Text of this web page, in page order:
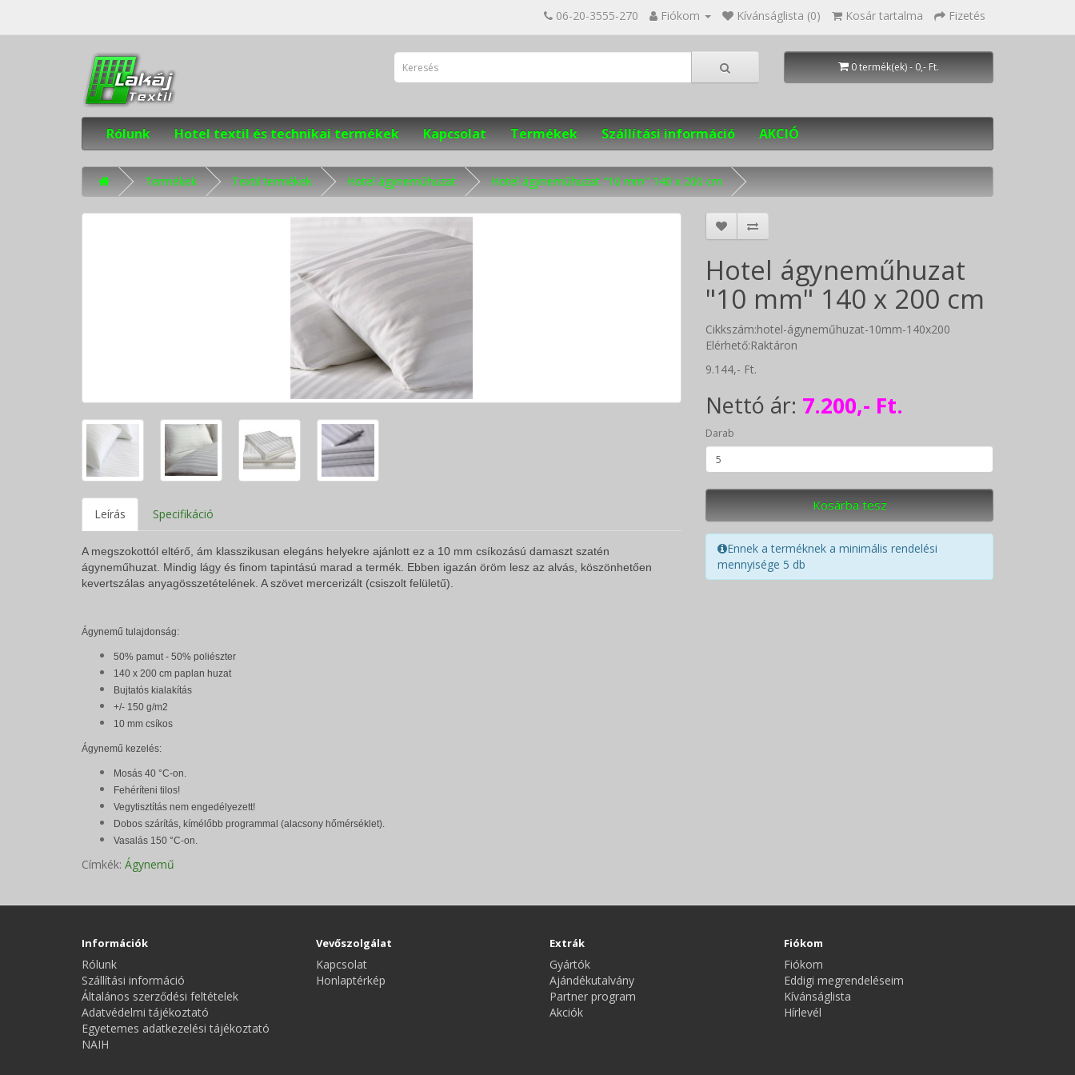
06-20-3555-270 Fiókom Kívánságlista (0) Kosár tartalma Fizetés
0 termék(ek) - 0,- Ft.
Rólunk Hotel textil és technikai termékek Kapcsolat Termékek Szállítási információ AKCIÓ
Termékek Textil termékek Hotel ágyneműhuzat Hotel ágyneműhuzat "10 mm" 140 x 200 cm
Leírás Specifikáció
A megszokottól eltérő, ám klasszikusan elegáns helyekre ajánlott ez a 10 mm csíkozású damaszt szatén
ágyneműhuzat. Mindig lágy és finom tapintású marad a termék. Ebben igazán öröm lesz az alvás, köszönhetően
kevertszálas anyagösszetételének. A szövet mercerizált (csiszolt felületű).
Ágynemű tulajdonság:
50% pamut - 50% poliészter
140 x 200 cm paplan huzat
Bujtatós kialakítás
+/- 150 g/m2
10 mm csíkos
Ágynemű kezelés:
Mosás 40 °C-on.
Fehéríteni tilos!
Vegytisztítás nem engedélyezett!
Dobos szárítás, kímélőbb programmal (alacsony hőmérséklet).
Vasalás 150 °C-on.
Hotel ágyneműhuzat
"10 mm" 140 x 200 cm
Cikkszám:hotel-ágyneműhuzat-10mm-140x200
Elérhető:Raktáron
9.144,- Ft.
Nettó ár: 7.200,- Ft.
Darab
Kosárba tesz
Ennek a terméknek a minimális rendelési
mennyisége 5 db
Címkék: Ágynemű
Információk
Rólunk
Szállítási információ
Általános szerződési feltételek
Adatvédelmi tájékoztató
Egyetemes adatkezelési tájékoztató
NAIH
Vevőszolgálat
Kapcsolat
Honlaptérkép
Extrák
Gyártók
Ajándékutalvány
Partner program
Akciók
Fiókom
Fiókom
Eddigi megrendeléseim
Kívánságlista
Hírlevél